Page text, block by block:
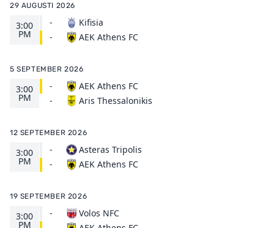
29 AUGUSTI 2026
3:00
PM
-
-
Kifisia
AEK Athens FC
5 SEPTEMBER 2026
3:00
PM
-
-
AEK Athens FC
Aris Thessalonikis
12 SEPTEMBER 2026
3:00
PM
-
-
Asteras Tripolis
AEK Athens FC
19 SEPTEMBER 2026
3:00
PM
-
Volos NFC